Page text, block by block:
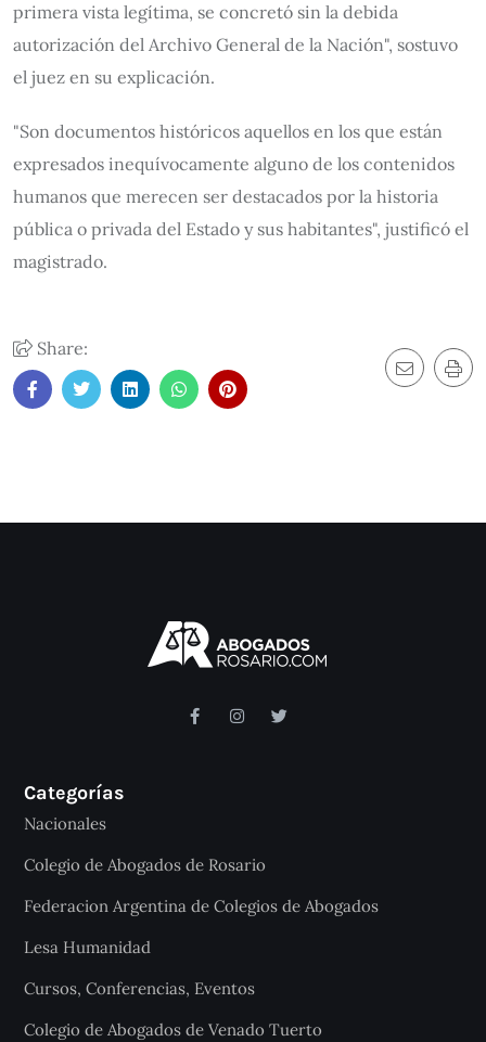
primera vista legítima, se concretó sin la debida
autorización del Archivo General de la Nación", sostuvo
el juez en su explicación.
"Son documentos históricos aquellos en los que están
expresados inequívocamente alguno de los contenidos
humanos que merecen ser destacados por la historia
pública o privada del Estado y sus habitantes", justificó el
magistrado.
Share:
Categorías
Nacionales
Colegio de Abogados de Rosario
Federacion Argentina de Colegios de Abogados
Lesa Humanidad
Cursos, Conferencias, Eventos
Colegio de Abogados de Venado Tuerto